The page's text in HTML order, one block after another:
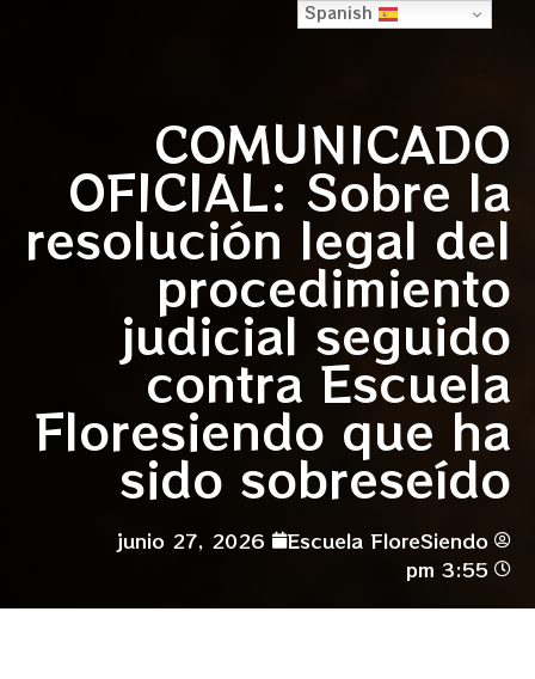
COMUNICADO
OFICIAL: Sobre la
resolución legal del
procedimiento
judicial seguido
contra Escuela
Floresiendo que ha
sido sobreseído
Escuela FloreSiendo
junio 27, 2026
3:55 pm
Spanish